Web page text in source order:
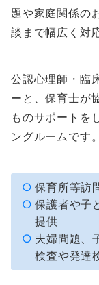
題や家庭関係の
談まで幅広く対
公認心理師・臨
ーと、保育士が
ものサポートを
ングルームです。
保育所等訪
保護者や子
提供
夫婦問題、
検査や発達